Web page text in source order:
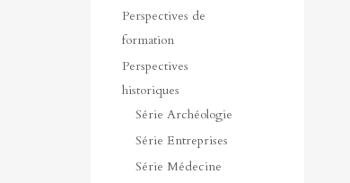
Perspectives de
formation
Perspectives
historiques
Série Archéologie
Série Entreprises
Série Médecine